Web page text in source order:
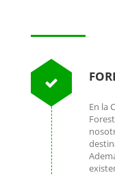
En la